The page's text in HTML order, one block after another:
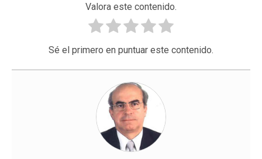
Valora este contenido.
Sé el primero en puntuar este contenido.